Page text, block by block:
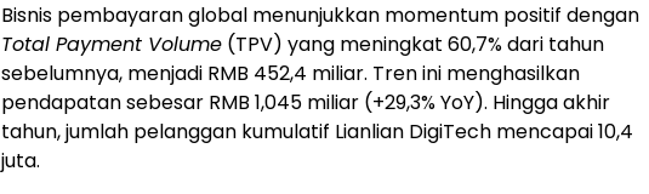
Bisnis pembayaran global menunjukkan momentum positif dengan
Total Payment Volume (TPV) yang meningkat 60,7% dari tahun
sebelumnya, menjadi RMB 452,4 miliar. Tren ini menghasilkan
pendapatan sebesar RMB 1,045 miliar (+29,3% YoY). Hingga akhir
tahun, jumlah pelanggan kumulatif Lianlian DigiTech mencapai 10,4
juta.